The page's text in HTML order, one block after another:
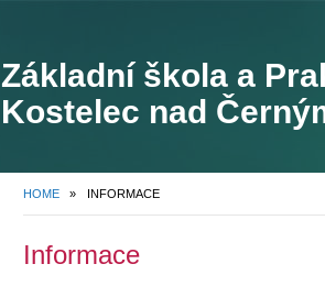
Základní škola a
Kostelec nad
HOME » INFORMACE
Informace